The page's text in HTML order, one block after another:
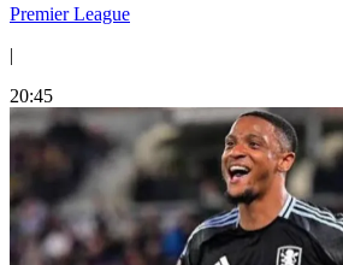
Premier League
|
20:45